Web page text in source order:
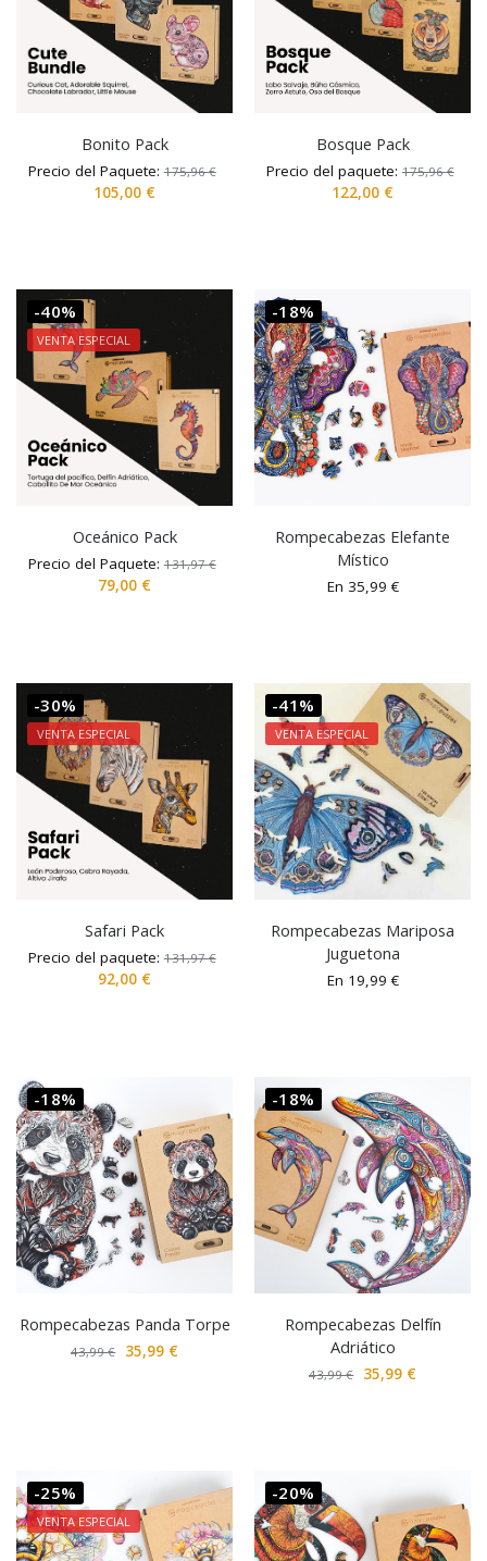
Bonito Pack
Precio del Paquete:175,96€
105,00 €
Bosque Pack
Precio del paquete:175,96€
122,00 €
-40%
VENTA ESPECIAL
Oceánico Pack
Precio del Paquete:131,97€
79,00 €
-18%
Rompecabezas Elefante
Místico
En 35,99€
-30%
VENTA ESPECIAL
Safari Pack
Precio del paquete:131,97€
92,00 €
-41%
VENTA ESPECIAL
Rompecabezas Mariposa
Juguetona
En 19,99€
-18%
Rompecabezas Panda Torpe
43,99€ 35,99 €
-18%
Rompecabezas Delfín
Adriático
43,99€ 35,99 €
-25%
VENTA ESPECIAL
-20%